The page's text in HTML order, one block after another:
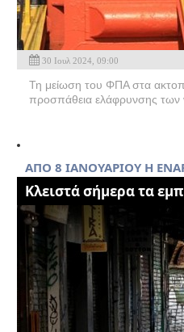
30 Ιουλ 2024, 09:00
Τη μείωση του ΦΠΑ στα
προσπάθεια ελάφρυνσης των
ΑΠΟ 8 ΙΑΝΟΥΑΡΙΟΥ Η
Κλειστά σήμερα τα